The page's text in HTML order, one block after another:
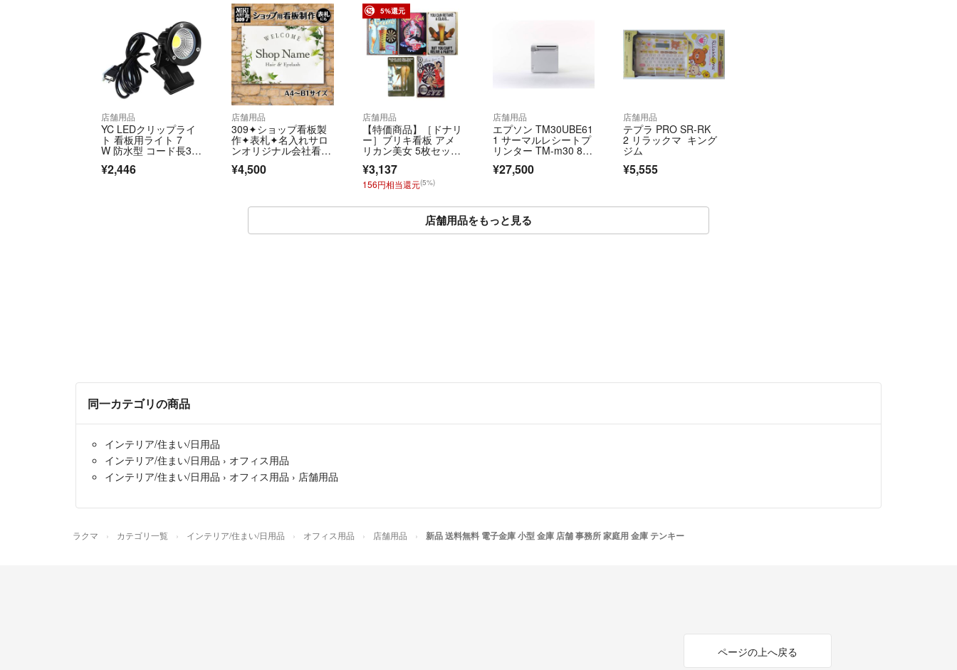
店舗用品
YC LEDクリップライ
ト 看板用ライト 7
W 防水型 コード長3
¥2,446
店舗用品
309✦ショップ看板製
作✦表札✦名入れサロ
ンオリジナル会社看板
¥4,500
5%還元
店舗用品
【特価商品】［ドナリ
ー］ブリキ看板 アメ
リカン美女 5枚セッ
¥3,137
156円相当還元(5%)
店舗用品
エプソン TM30UBE61
1 サーマルレシートプ
リンター TM-m30 8
¥27,500
店舗用品
テプラ PRO SR-RK
2 リラックマ キング
ジム
¥5,555
店舗用品をもっと見る
同一カテゴリの商品
インテリア/住まい/日用品
インテリア/住まい/日用品 › オフィス用品
インテリア/住まい/日用品 › オフィス用品 › 店舗用品
ラクマ カテゴリ一覧 インテリア/住まい/日用品 オフィス用品 店舗用品 新品 送料無料 電子金庫 小型 金庫 店舗 事務所 家庭用 金庫 テンキー
ページの上へ戻る